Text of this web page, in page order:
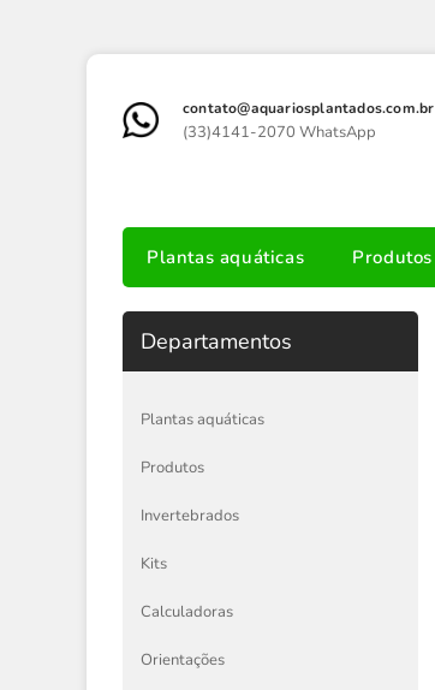
contato@aquariosplantados.com.br
(33)4141-2070 WhatsApp
Plantas aquáticas Produtos
Departamentos
Plantas aquáticas
Produtos
Invertebrados
Kits
Calculadoras
Orientações